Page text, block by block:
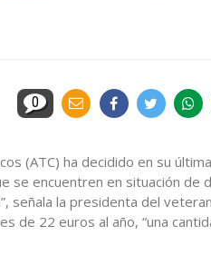
0
(ATC) ha decidido en su
se encuentren en situación de
señala la presidenta del
de 22 euros al año, “una